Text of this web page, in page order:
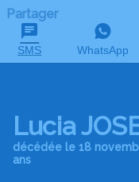
Partager
SMS WhatsApp
Lucia
décédée le 18
ans